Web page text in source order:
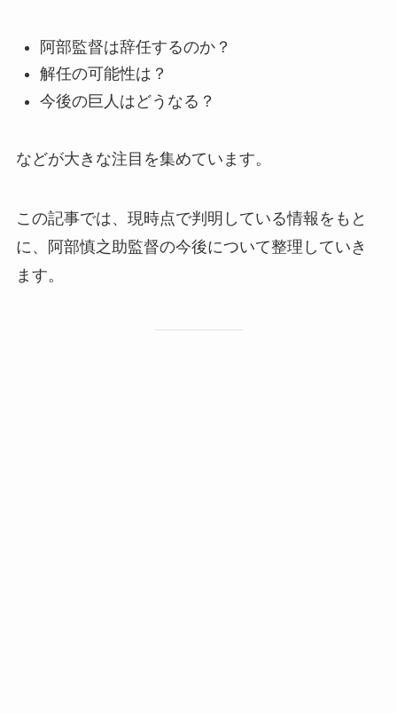
阿部監督は辞任するのか？
解任の可能性は？
今後の巨人はどうなる？
などが大きな注目を集めています。
この記事では、現時点で判明している情報をもと
に、阿部慎之助監督の今後について整理していき
ます。